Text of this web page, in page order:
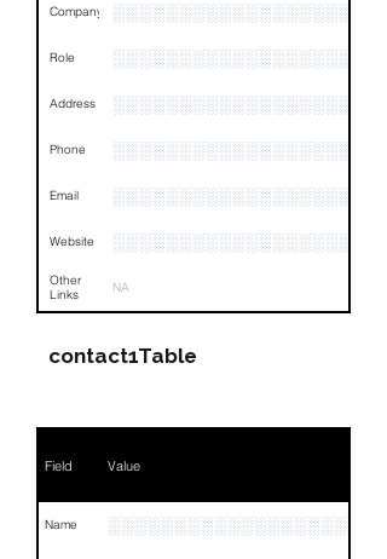
Company
Role
Address
Phone
Email
Website
Other
Links
NA
contact1Table
Field Value
Name